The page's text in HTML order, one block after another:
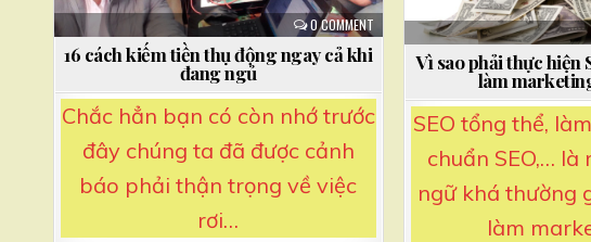
0 COMMENT
16 cách kiếm tiền thụ động ngay cả khi
đang ngủ
Chắc hẳn bạn có còn nhớ trước
đây chúng ta đã được cảnh
báo phải thận trọng về việc
rơi…
Vì sao phải thực hiện
làm
SEO tổng thể,
chuẩn SEO,… là
ngữ khá thường
làm